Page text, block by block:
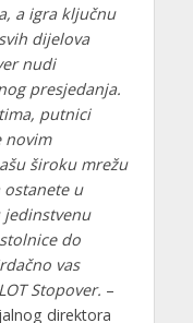
a igra ključnu
dijelova
nudi
presjedanja.
putnici
novim
široku mrežu
ostanete u
do
vas
Stopover. –
direktora